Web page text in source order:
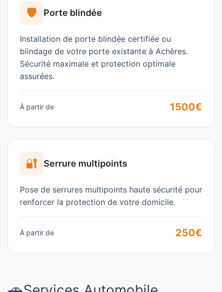
🛡️ Porte blindée
Installation de porte blindée certifiée ou
blindage de votre porte existante à Achères.
Sécurité maximale et protection optimale
assurées.
À partir de 1500€
🔐 Serrure multipoints
Pose de serrures multipoints haute sécurité pour
renforcer la protection de votre domicile.
À partir de 250€